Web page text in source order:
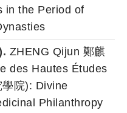
in the Period of
ZHENG Qijun 鄭麒
des Hautes Études
院): Divine
Philanthropy